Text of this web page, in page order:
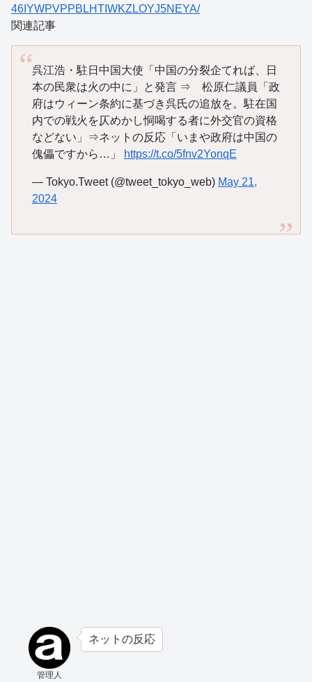
46IYWPVPPBLHTIWKZLOYJ5NEYA/
関連記事
呉江浩・駐日中国大使「中国の分裂企てれば、日
本の民衆は火の中に」と発言 ⇒ 松原仁議員「政
府はウィーン条約に基づき呉氏の追放を。駐在国
内での戦火を仄めかし恫喝する者に外交官の資格
などない」⇒ネットの反応「いまや政府は中国の
傀儡ですから…」
https://t.co/5fnv2YonqE
— Tokyo.Tweet (@tweet_tokyo_web) May 21,
2024
管理人
ネットの反応